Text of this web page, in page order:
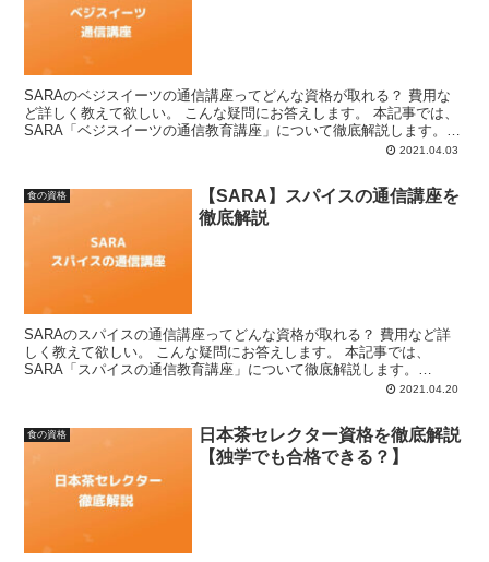
SARAのベジスイーツの通信講座ってどんな資格が取れる？ 費用な
ど詳しく教えて欲しい。 こんな疑問にお答えします。 本記事では、
SARA「ベジスイーツの通信教育講座」について徹底解説します。
2021.04.03
食の資格
【SARA】スパイスの通信講座を
徹底解説
SARAのスパイスの通信講座ってどんな資格が取れる？ 費用など詳
しく教えて欲しい。 こんな疑問にお答えします。 本記事では、
SARA「スパイスの通信教育講座」について徹底解説します。
SARA「スパイスの通信講座」とは？ SARA「スパイス... 2021.04.20
食の資格
日本茶セレクター資格を徹底解説
【独学でも合格できる？】